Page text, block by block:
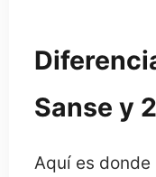
Sanse y
Aquí es